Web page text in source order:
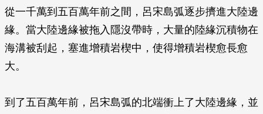
從一千萬到五百萬年前之間，呂宋島弧逐步擠進大陸邊
緣。當大陸邊緣被拖入隱沒帶時，大量的陸緣沉積物在
海溝被刮起，塞進增積岩楔中，使得增積岩楔愈長愈
大。
到了五百萬年前，呂宋島弧的北端衝上了大陸邊緣，並